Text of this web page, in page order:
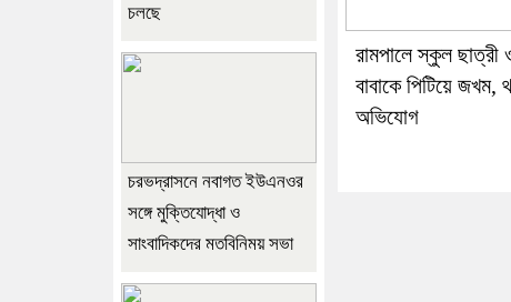
রামপালে স্কুল ছাত্রী
বাবাকে পিটিয়ে জখম,
অভিযোগ
চলছে
চরভদ্রাসনে নবাগত ইউএনওর
সঙ্গে মুক্তিযোদ্ধা ও
সাংবাদিকদের মতবিনিময় সভা